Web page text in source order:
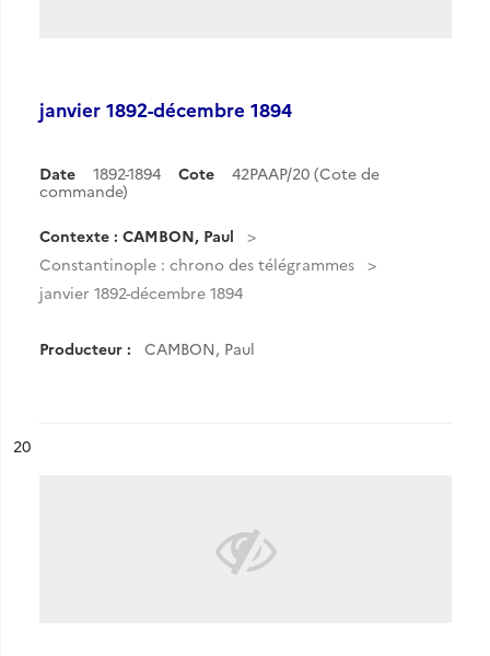
janvier 1892-décembre 1894
Date 1892-1894 Cote
42PAAP/20 (Cote de
commande)
Contexte : CAMBON, Paul
Constantinople : chrono des télégrammes
janvier 1892-décembre 1894
Producteur : CAMBON, Paul
n°
20